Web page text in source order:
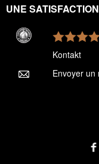
UNE
Kontakt
Envoyer un